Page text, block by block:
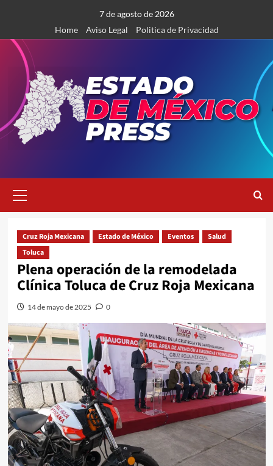
contenido
7 de agosto de 2026
Home
Aviso Legal Politica de Privacidad
primario
Cruz Roja Mexicana Estado de México Eventos
Salud
Toluca
Plena operación de la remodelada
Clínica Toluca de Cruz Roja Mexicana
14 de mayo de 2025 0